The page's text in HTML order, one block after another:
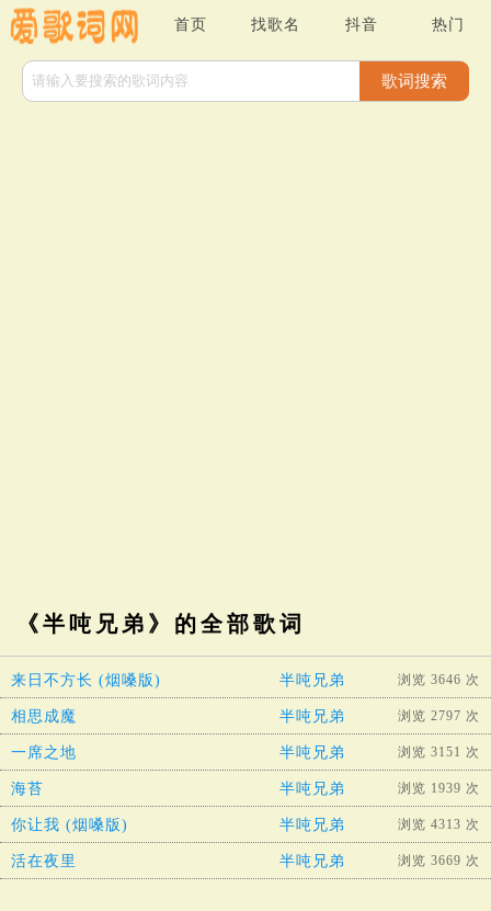
首页 找歌名 抖音 热门
歌词搜索
《半吨兄弟》的全部歌词
来日不方长 (烟嗓版) 半吨兄弟 浏览 3646 次
相思成魔 半吨兄弟 浏览 2797 次
一席之地 半吨兄弟 浏览 3151 次
海苔 半吨兄弟 浏览 1939 次
你让我 (烟嗓版) 半吨兄弟 浏览 4313 次
活在夜里 半吨兄弟 浏览 3669 次